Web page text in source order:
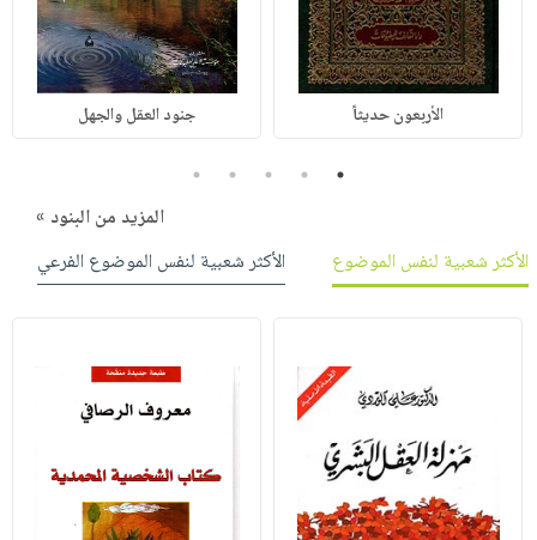
الأربعون حديثاً جنود العقل والجهل
1
2
3
4
5
المزيد من البنود »
الأكثر شعبية لنفس الموضوع
الأكثر شعبية لنفس الموضوع الفرعي